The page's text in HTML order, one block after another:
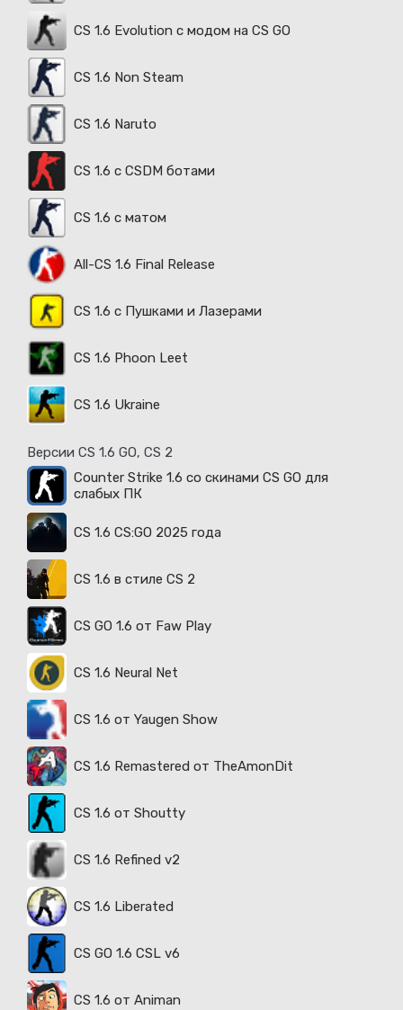
CS 1.6 Evolution с модом на CS GO
CS 1.6 Non Steam
CS 1.6 Naruto
CS 1.6 с CSDM ботами
CS 1.6 с матом
All-CS 1.6 Final Release
CS 1.6 с Пушками и Лазерами
CS 1.6 Phoon Leet
CS 1.6 Ukraine
Версии CS 1.6 GO, CS 2
Counter Strike 1.6 со скинами CS GO для
слабых ПК
CS 1.6 CS:GO 2025 года
CS 1.6 в стиле CS 2
CS GO 1.6 от Faw Play
CS 1.6 Neural Net
CS 1.6 от Yaugen Show
CS 1.6 Remastered от TheAmonDit
CS 1.6 от Shoutty
CS 1.6 Refined v2
CS 1.6 Liberated
CS GO 1.6 CSL v6
CS 1.6 от Animan